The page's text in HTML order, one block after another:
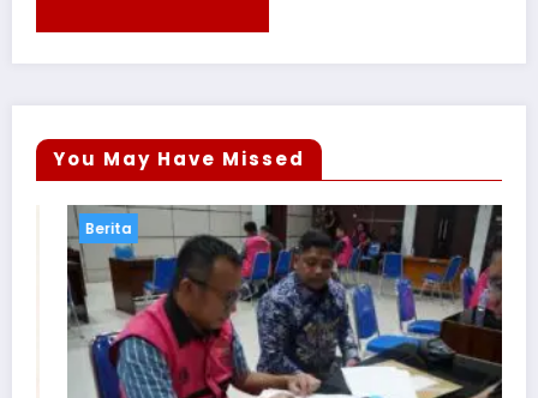
You May Have Missed
Berita